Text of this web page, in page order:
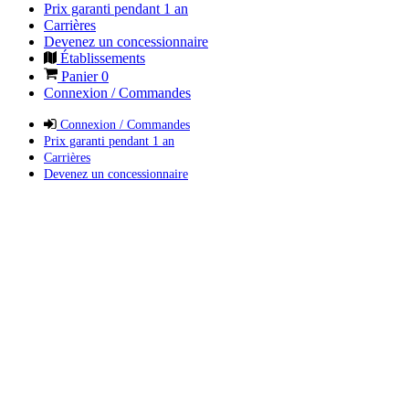
Prix garanti pendant 1 an
Carrières
Devenez un concessionnaire
Établissements
Panier0
Connexion / Commandes
Connexion / Commandes
Prix garanti pendant 1 an
Carrières
Devenez un concessionnaire